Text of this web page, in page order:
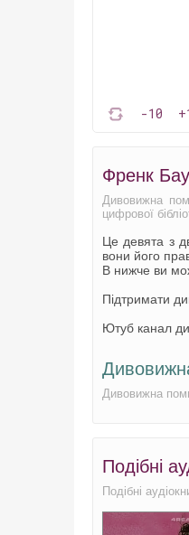
-10
Френк
Дивовижна
цифрової
Це девята з
вони його
В нижче ви
Підтримати
Ютуб канал
Дивовижна
Подібні
Подібні